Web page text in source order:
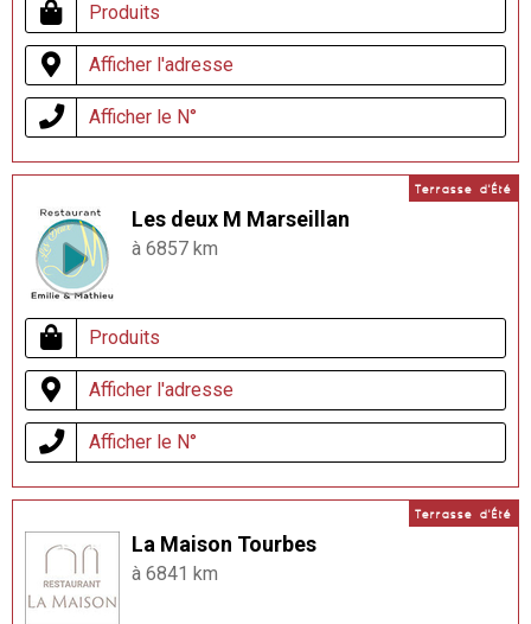
Produits
Afficher l'adresse
Afficher le N°
Terrasse d'Été
Les deux M Marseillan
à 6857 km
Produits
Afficher l'adresse
Afficher le N°
Terrasse d'Été
La Maison Tourbes
à 6841 km